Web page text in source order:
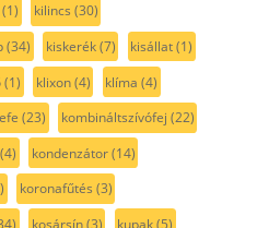
(1) kilincs (30)
(34) kiskerék(7) kisállat(1)
(1) klixon(4) klíma (4)
(23) kombináltszívófej (22)
(4) kondenzátor(14)
koronafűtés (3)
kosársín(3) kupak(5)